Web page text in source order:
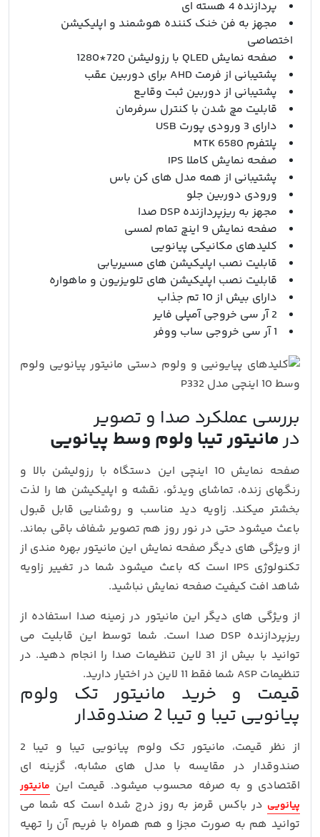
پردازنده 4 هسته ای
مجهز به فن خنک کننده هوشمند و اپلیکیشن
اختصاصی
صفحه نمایش QLED با رزولیشن 720*1280
پشتیبانی از فرمت AHD برای دوربین عقب
پشتیبانی از دوربین ثبت وقایع
قابلیت مچ شدن با کنترل سرفرمان
دارای 3 ورودی پورت USB
پلتفرم MTK 6580
صفحه نمایش کاملا IPS
پشتیبانی از همه مدل های کن باس
ورودی دوربین جلو
مجهز به ریزپردازنده DSP صدا
صفحه نمایش 9 اینچ تمام لمسی
کلیدهای مکانیکی پیانویی
قابلیت نصب اپلیکیشن های مسیریابی
قابلیت نصب اپلیکیشن های تلویزیون و ماهواره
دارای بیش از 10 تم جذاب
2 آر سی خروجی آمپلی فایر
1 آر سی خروجی ساب ووفر
بررسی عملکرد صدا و تصویر
درمانیتور تیبا ولوم وسط پیانویی
صفحه‌ نمایش 10 اینچی این دستگاه با رزولیشن بالا و
رنگهای زنده، تماشای ویدئو، نقشه و اپلیکیشن‌ ها را لذت‌
بخشتر میکند. زاویه دید مناسب و روشنایی قابل‌ قبول
باعث میشود حتی در نور روز هم تصویر شفاف باقی بماند.
از ویژگی های دیگر صفحه نمایش این مانیتور بهره مندی از
تکنولوژی IPS است که باعث میشود شما در تغییر زاویه
شاهد افت کیفیت صفحه نمایش نباشید.
از ویژگی های دیگر این مانیتور در زمینه صدا استفاده از
ریزپردازنده DSP صدا است. شما توسط این قابلیت می
توانید با بیش از 31 لاین تنظیمات صدا را انجام دهید. در
تنظیمات ASP شما فقط 11 لاین در اختیار دارید.
قیمت و خرید مانیتور تک ولوم
پیانویی تیبا و تیبا 2 صندوقدار
از نظر قیمت، مانیتور تک ولوم پیانویی تیبا و تیبا 2
صندوقدار در مقایسه با مدل‌ های مشابه، گزینه‌ ای
اقتصادی و به‌ صرفه محسوب میشود. قیمت این مانیتور
پیانویی در باکس قرمز به روز درج شده است که شما می
توانید هم به صورت مجزا و هم همراه با فریم آن را تهیه